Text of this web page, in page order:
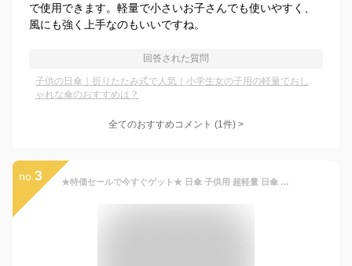
で使用できます。軽量で小さいお子さんでも使いやすく、
風にも強く上手なのもいいですね。
回答された質問
子供の日傘｜折りたたみ式で人気！小学生女の子用の軽量でおし
ゃれな傘のおすすめは？
全てのおすすめコメント (1件) >
no. 3 ★特価セールで今すぐゲット★ 日傘 子供用 超軽量 日傘 晴雨兼用 傘 キッズ 通学 通園 小学生 日傘 折りたたみ 完全遮光 折り畳み傘 6本骨 uvカット 3段折り 日焼け防止 2025 遮光 日傘 傘 軽量 折りたたみ傘 無地 長傘 シンプル おしゃれ 耐風撥水 男の子 雨傘 軽量 日傘